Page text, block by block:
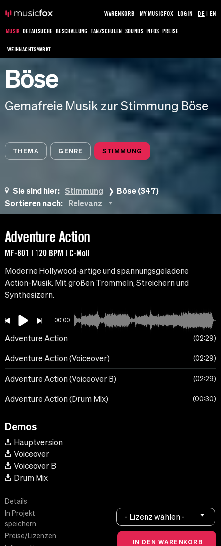
MUSIK DETAILSUCHE BESCHALLUNG TANZSCHULEN SOUNDS INFOS PREISE
WEIHNACHTSMARKT
WARENKORB MY MUSICFOX LOGIN DE| EN
Böse
Gemafreie Musik zur Stimmung Böse
THEMA GENRE STIMMUNG
Sie sind hier: Stimmung
Böse (347)
Sortieren nach:
Relevanz
Adventure Action
MF-801 | 120 BPM | C-Moll
Moderne Hollywood-artige und spannungsgeladene
Action-Musik. Mit großen Trommeln, Streichern und
Synthesizern.
00:00
Adventure Action 02:29
Adventure Action (Voiceover) 02:29
Adventure Action (Voiceover B) 02:29
Adventure Action (Drum Mix) 00:30
Demos
Hauptversion
Voiceover
Voiceover B
Drum Mix
Details
In Projekt
speichern
Preise/Lizenzen
- Lizenz wählen -